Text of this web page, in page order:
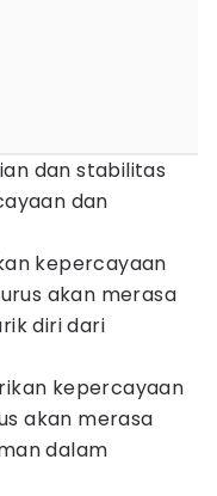
dan stabilitas
dan
kepercayaan
akan merasa
diri dari
kepercayaan
akan merasa
dalam